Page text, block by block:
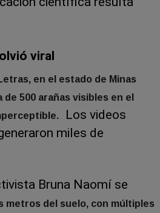
viral
en el estado de Minas
de 500 arañas visibles en el
Los videos
miles de
Bruna Naomí se
metros del suelo, con múltiples